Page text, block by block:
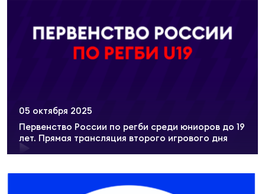
Первенство России по регби среди юниоров до 19
лет. Прямая трансляция второго игрового дня
05 октября 2025